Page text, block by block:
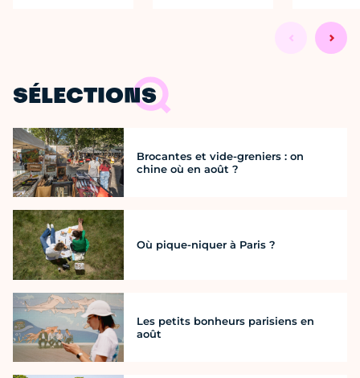
SÉLECTIONS
Brocantes et vide-greniers : on
chine où en août ?
Où pique-niquer à Paris ?
Les petits bonheurs parisiens en
août